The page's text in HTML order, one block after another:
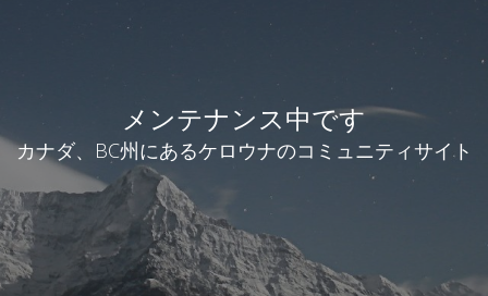
メンテナンス中です
カナダ、BC州にあるケロウナのコミュニティサイト